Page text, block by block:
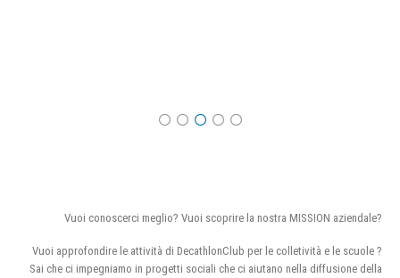
Vuoi conoscerci meglio? Vuoi scoprire la nostra MISSION aziendale?
Vuoi approfondire le attività di DecathlonClub per le colletività e le scuole ?
Sai che ci impegniamo in progetti sociali che ci aiutano nella diffusione della